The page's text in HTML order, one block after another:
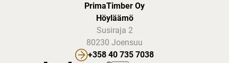
PrimaTimber Oy
Höyläämö
Susiraja 2
80230 Joensuu
+358 40 735 7038